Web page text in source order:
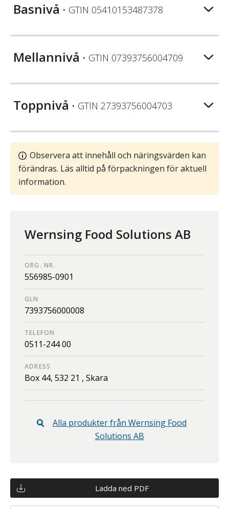
Basnivå • GTIN 05410153487378
Mellannivå • GTIN 07393756004709
Toppnivå • GTIN 27393756004703
Observera att innehåll och näringsvärden kan
förändras. Läs alltid på förpackningen för aktuell
information.
Wernsing Food Solutions AB
ORG. NR.
556985-0901
GLN
7393756000008
TELEFON
0511-244 00
ADRESS
Box 44, 532 21 , Skara
Alla produkter från Wernsing Food
Solutions AB
Ladda ned PDF